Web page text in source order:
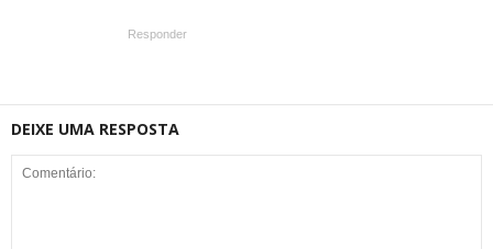
Responder
DEIXE UMA RESPOSTA